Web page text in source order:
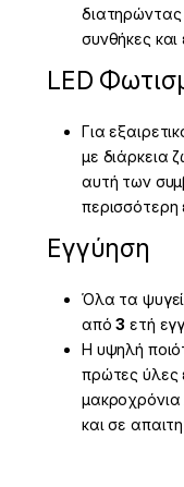
διατηρώντας
συνθήκες
LED
Για
με διάρκεια
αυτή των
περισσότερη
Εγγύηση
Όλα τα
από3 ετή
Η υψηλή
πρώτες ύλες
μακροχρόνια
και σε